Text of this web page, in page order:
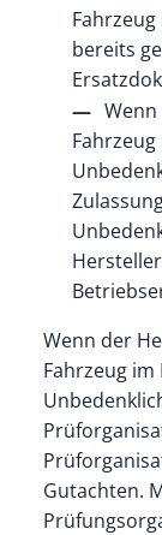
bereits
Wenn der
Fahrzeug
Gutachten.